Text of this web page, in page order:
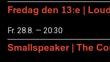
Fredag den 13:e |
Fr. 28.8. — 20:30
Smallspeaker | The